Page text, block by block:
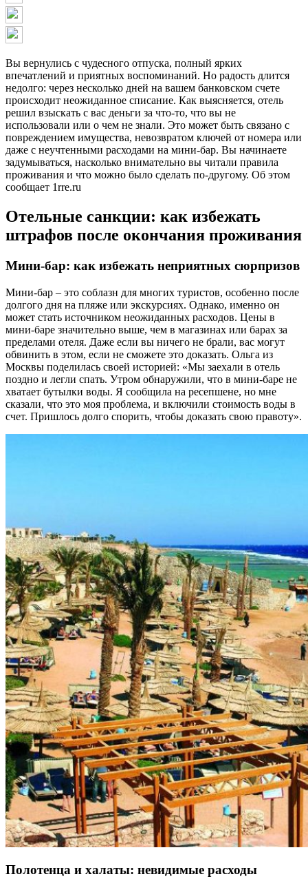
Вы вернулись с чудесного отпуска, полный ярких
впечатлений и приятных воспоминаний. Но радость длится
недолго: через несколько дней на вашем банковском счете
происходит неожиданное списание. Как выясняется, отель
решил взыскать с вас деньги за что-то, что вы не
использовали или о чем не знали. Это может быть связано с
повреждением имущества, невозвратом ключей от номера или
даже с неучтенными расходами на мини-бар. Вы начинаете
задумываться, насколько внимательно вы читали правила
проживания и что можно было сделать по-другому. Об этом
сообщает 1rre.ru
Отельные санкции: как избежать
штрафов после окончания проживания
Мини-бар: как избежать неприятных сюрпризов
Мини-бар – это соблазн для многих туристов, особенно после
долгого дня на пляже или экскурсиях. Однако, именно он
может стать источником неожиданных расходов. Цены в
мини-баре значительно выше, чем в магазинах или барах за
пределами отеля. Даже если вы ничего не брали, вас могут
обвинить в этом, если не сможете это доказать. Ольга из
Москвы поделилась своей историей: «Мы заехали в отель
поздно и легли спать. Утром обнаружили, что в мини-баре не
хватает бутылки воды. Я сообщила на ресепшене, но мне
сказали, что это моя проблема, и включили стоимость воды в
счет. Пришлось долго спорить, чтобы доказать свою правоту».
Полотенца и халаты: невидимые расходы